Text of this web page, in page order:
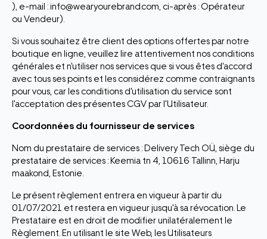
), e-mail : info@wearyourebrand.com, ci-après : Opérateur
ou Vendeur).
Si vous souhaitez être client des options offertes par notre
boutique en ligne, veuillez lire attentivement nos conditions
générales et n'utiliser nos services que si vous êtes d'accord
avec tous ses points et les considérez comme contraignants
pour vous, car les conditions d'utilisation du service sont
l'acceptation des présentes CGV par l'Utilisateur.
Coordonnées du fournisseur de services
Nom du prestataire de services : Delivery Tech OÜ, siège du
prestataire de services : Keemia tn 4, 10616 Tallinn, Harju
maakond, Estonie.
Le présent règlement entrera en vigueur à partir du
01/07/2021 et restera en vigueur jusqu'à sa révocation. Le
Prestataire est en droit de modifier unilatéralement le
Règlement. En utilisant le site Web, les Utilisateurs